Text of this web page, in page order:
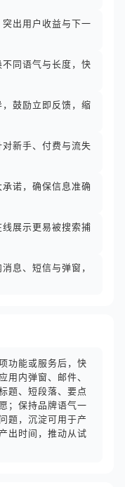
出用户收益与下一
同语气与长度，快
鼓励立即反馈，缩
新手、付费与流失
诺，确保信息准确
展示更易被搜索捕
息、短信与弹窗，
功能或服务后，快
用内弹窗、邮件、
题、短段落、要点
；保持品牌语气一
题，沉淀可用于产
出时间，推动从试